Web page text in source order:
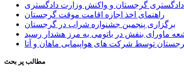
دادگستری گرجستان و واکنش وزارت دادگستری
راهنمای اخذ اجازه اقامت موقت گرجستان
برگزاری پنجمین جشنواره شراب در گرجستان
ماورای بنفش در باتومی به مرز هشدار رسید
توسط شرکت های هواپیمایی ماهان و آتا
مطالب پر بحث